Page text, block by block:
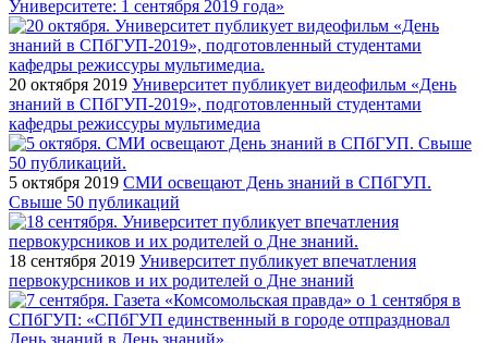
Университете: 1 сентября 2019 года»
20 октября 2019 Университет публикует видеофильм «День
знаний в СПбГУП-2019», подготовленный студентами
кафедры режиссуры мультимедиа
5 октября 2019 СМИ освещают День знаний в СПбГУП.
Свыше 50 публикаций
18 сентября 2019 Университет публикует впечатления
первокурсников и их родителей о Дне знаний